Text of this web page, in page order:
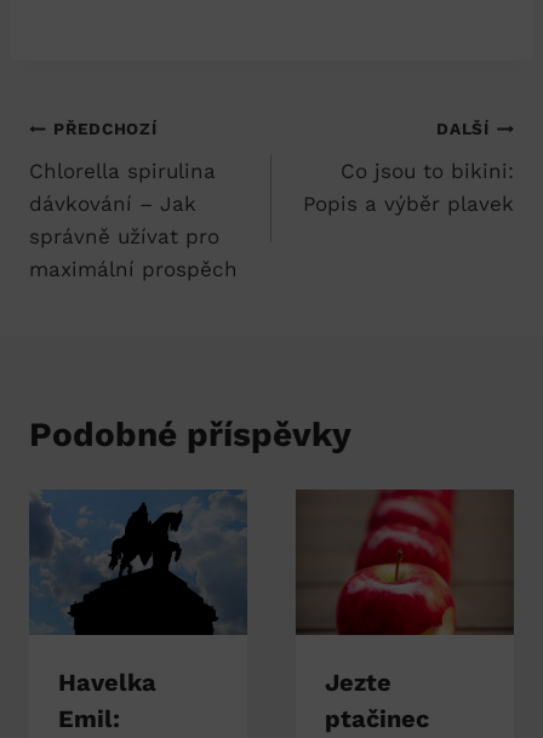
Navigace
pro
příspěvek
PŘEDCHOZÍ
Chlorella spirulina
dávkování – Jak
správně užívat pro
maximální prospěch
DALŠÍ
Co jsou to bikini:
Popis a výběr plavek
Podobné příspěvky
Havelka
Emil:
Jezte
ptačinec